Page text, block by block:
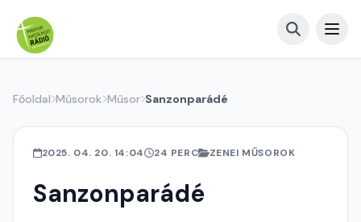
Főoldal Műsorok Műsor Sanzonparádé
2025. 04. 20. 14:04 24 PERC ZENEI MŰSOROK
Sanzonparádé